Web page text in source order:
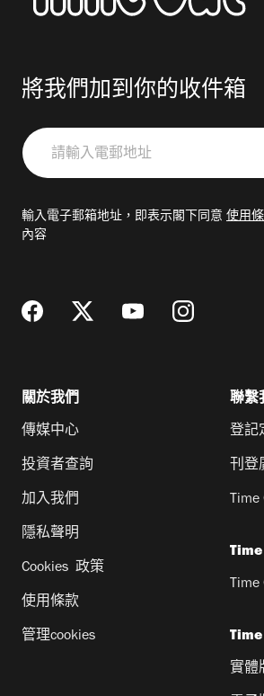
將我們加到你的收件箱
請
輸
郵
輸入電子郵箱地址，即表示閣下同意 使用
內容
關於我們
傳媒中心
投資者查詢
加入我們
隱私聲明
Cookies 政策
使用條款
管理cookies
聯繫
登記
刊登
實體